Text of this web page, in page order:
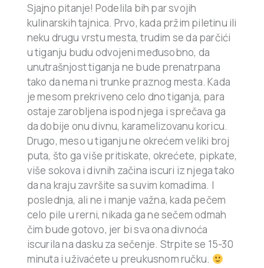
Sjajno pitanje! Podelila bih par svojih
kulinarskih tajnica. Prvo, kada pržim piletinu ili
neku drugu vrstu mesta, trudim se da parčići
u tiganju budu odvojeni međusobno, da
unutrašnjost tiganja ne bude prenatrpana
tako da nema ni trunke praznog mesta. Kada
je mesom prekriveno celo dno tiganja, para
ostaje zarobljena ispod njega i sprečava ga
da dobije onu divnu, karamelizovanu koricu.
Drugo, meso u tiganju ne okrećem veliki broj
puta, što ga više pritiskate, okrećete, pipkate,
više sokova i divnih začina iscuri iz njega tako
da na kraju završite sa suvim komadima. I
poslednja, ali ne i manje važna, kada pečem
celo pile u rerni, nikada ga ne sečem odmah
čim bude gotovo, jer bi sva ona divnoća
iscurila na dasku za sečenje. Strpite se 15-30
minuta i uživaćete u preukusnom ručku.